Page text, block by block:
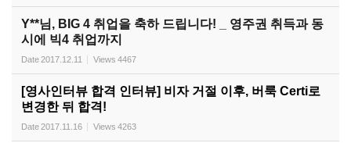
Y**님, BIG 4 취업을 축하 드립니다! _ 영주권 취득과 동
시에 빅4 취업까지
Date2017.12.11 Views 4467
[영사인터뷰 합격 인터뷰] 비자 거절 이후, 버룩 Certi로
변경한 뒤 합격!
Date2017.11.16 Views 4263